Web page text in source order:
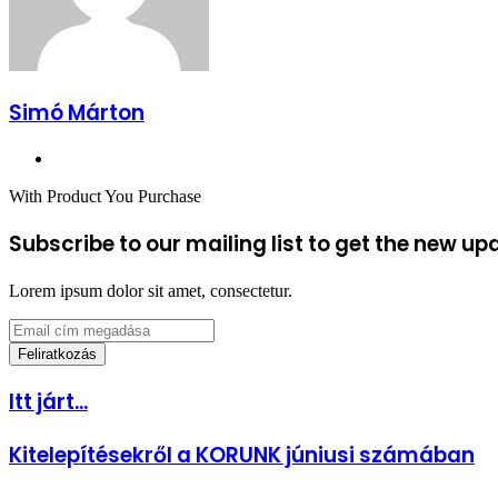
Simó Márton
With Product You Purchase
Subscribe to our mailing list to get the new
Lorem ipsum dolor sit amet, consectetur.
Email
cím
megadása
Itt
járt...
Itt járt...
Kitelepítésekről
aKitelepítésekről a KORUNK júniusi számában